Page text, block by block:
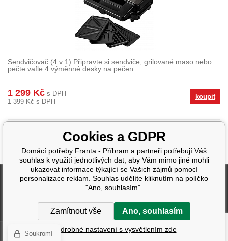
Sendvičovač (4 v 1) Připravte si sendviče, grilované maso nebo
pečte vafle 4 výměnné desky na pečen
1 299 Kč s DPH
1 399 Kč s DPH
koupit
Fakturační údaje
Další informace
Tvorba a pronájem eshopů BINARGON.cz| Design:Smartim.cz
Cookies a GDPR
Domácí potřeby Franta - Příbram a partneři potřebují Váš
souhlas k využití jednotlivých dat, aby Vám mimo jiné mohli
ukazovat informace týkající se Vašich zájmů pomocí
personalizace reklam. Souhlas udělíte kliknutím na políčko
"Ano, souhlasím".
Zamítnout vše Ano, souhlasím
Podrobné nastavení s vysvětlením zde
Soukromí